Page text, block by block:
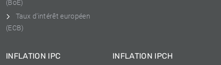
(BoE)
Taux d'intérêt européen
(ECB)
INFLATION IPC INFLATION IPCH